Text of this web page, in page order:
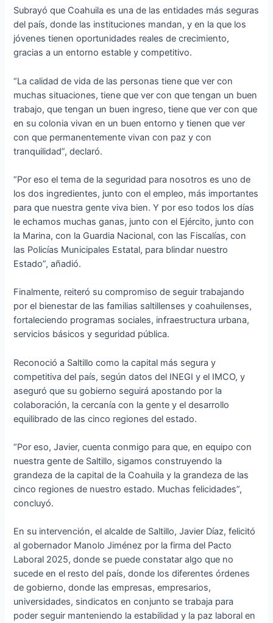
Subrayó que Coahuila es una de las entidades más seguras
del país, donde las instituciones mandan, y en la que los
jóvenes tienen oportunidades reales de crecimiento,
gracias a un entorno estable y competitivo.
“La calidad de vida de las personas tiene que ver con
muchas situaciones, tiene que ver con que tengan un buen
trabajo, que tengan un buen ingreso, tiene que ver con que
en su colonia vivan en un buen entorno y tienen que ver
con que permanentemente vivan con paz y con
tranquilidad”, declaró.
“Por eso el tema de la seguridad para nosotros es uno de
los dos ingredientes, junto con el empleo, más importantes
para que nuestra gente viva bien. Y por eso todos los días
le echamos muchas ganas, junto con el Ejército, junto con
la Marina, con la Guardia Nacional, con las Fiscalías, con
las Policías Municipales Estatal, para blindar nuestro
Estado”, añadió.
Finalmente, reiteró su compromiso de seguir trabajando
por el bienestar de las familias saltillenses y coahuilenses,
fortaleciendo programas sociales, infraestructura urbana,
servicios básicos y seguridad pública.
Reconoció a Saltillo como la capital más segura y
competitiva del país, según datos del INEGI y el IMCO, y
aseguró que su gobierno seguirá apostando por la
colaboración, la cercanía con la gente y el desarrollo
equilibrado de las cinco regiones del estado.
“Por eso, Javier, cuenta conmigo para que, en equipo con
nuestra gente de Saltillo, sigamos construyendo la
grandeza de la capital de la Coahuila y la grandeza de las
cinco regiones de nuestro estado. Muchas felicidades”,
concluyó.
En su intervención, el alcalde de Saltillo, Javier Díaz, felicitó
al gobernador Manolo Jiménez por la firma del Pacto
Laboral 2025, donde se puede constatar algo que no
sucede en el resto del país, donde los diferentes órdenes
de gobierno, donde las empresas, empresarios,
universidades, sindicatos en conjunto se trabaja para
poder seguir manteniendo la estabilidad y la paz laboral en